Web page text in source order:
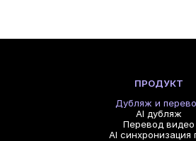
ПРОДУКТ
Дубляж и
AI дубляж
Перевод видео
AI синхронизация